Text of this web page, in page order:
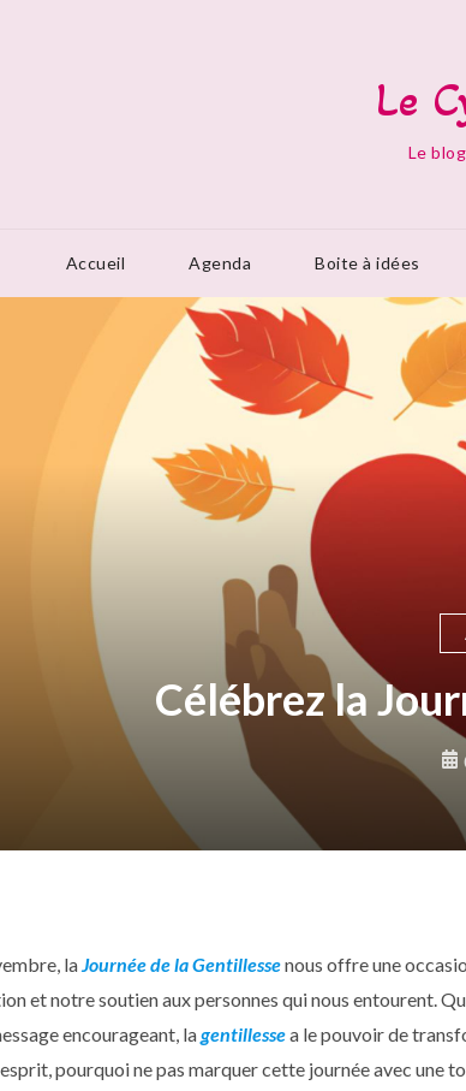
Le
Le
Accueil Agenda Boite à idées
Célébrez la
laJournée de la Gentillessenous offre une
et notre soutien aux personnes qui nous entourent.
encourageant, lagentillessea le pouvoir de
pourquoi ne pas marquer cette journée avec une